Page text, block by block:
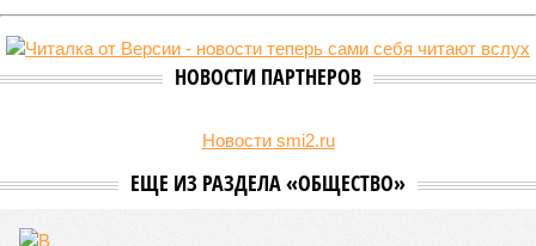
В Чувашской Республике последовательно реализуются меры,
направленные на повышение статуса и институциональное
развитие национальной борьбы на поясах керешу.
дисциплины в качестве приоритетной, но также утвердили
ведомственных знаков отличия, закрепив
атрибутов на уровне правительства субъекта. Согласно